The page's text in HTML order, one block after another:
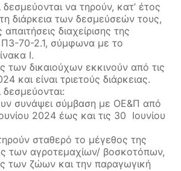
δεσμεύονται να τηρούν, κατ’ έτος
διάρκεια των δεσμεύσεών τους,
απαιτήσεις διαχείρισης της
70-2.1, σύμφωνα με το
I.
των δικαιούχων εκκινούν από τις
και είναι τριετούς διάρκειας.
δεσμεύονται:
συνάψει σύμβαση με ΟΕ&Π από
2024 έως και τις 30 Ιουνίου
σταθερό το μέγεθος της
των αγροτεμαχίων/ βοσκοτόπων,
των ζώων και την παραγωγική